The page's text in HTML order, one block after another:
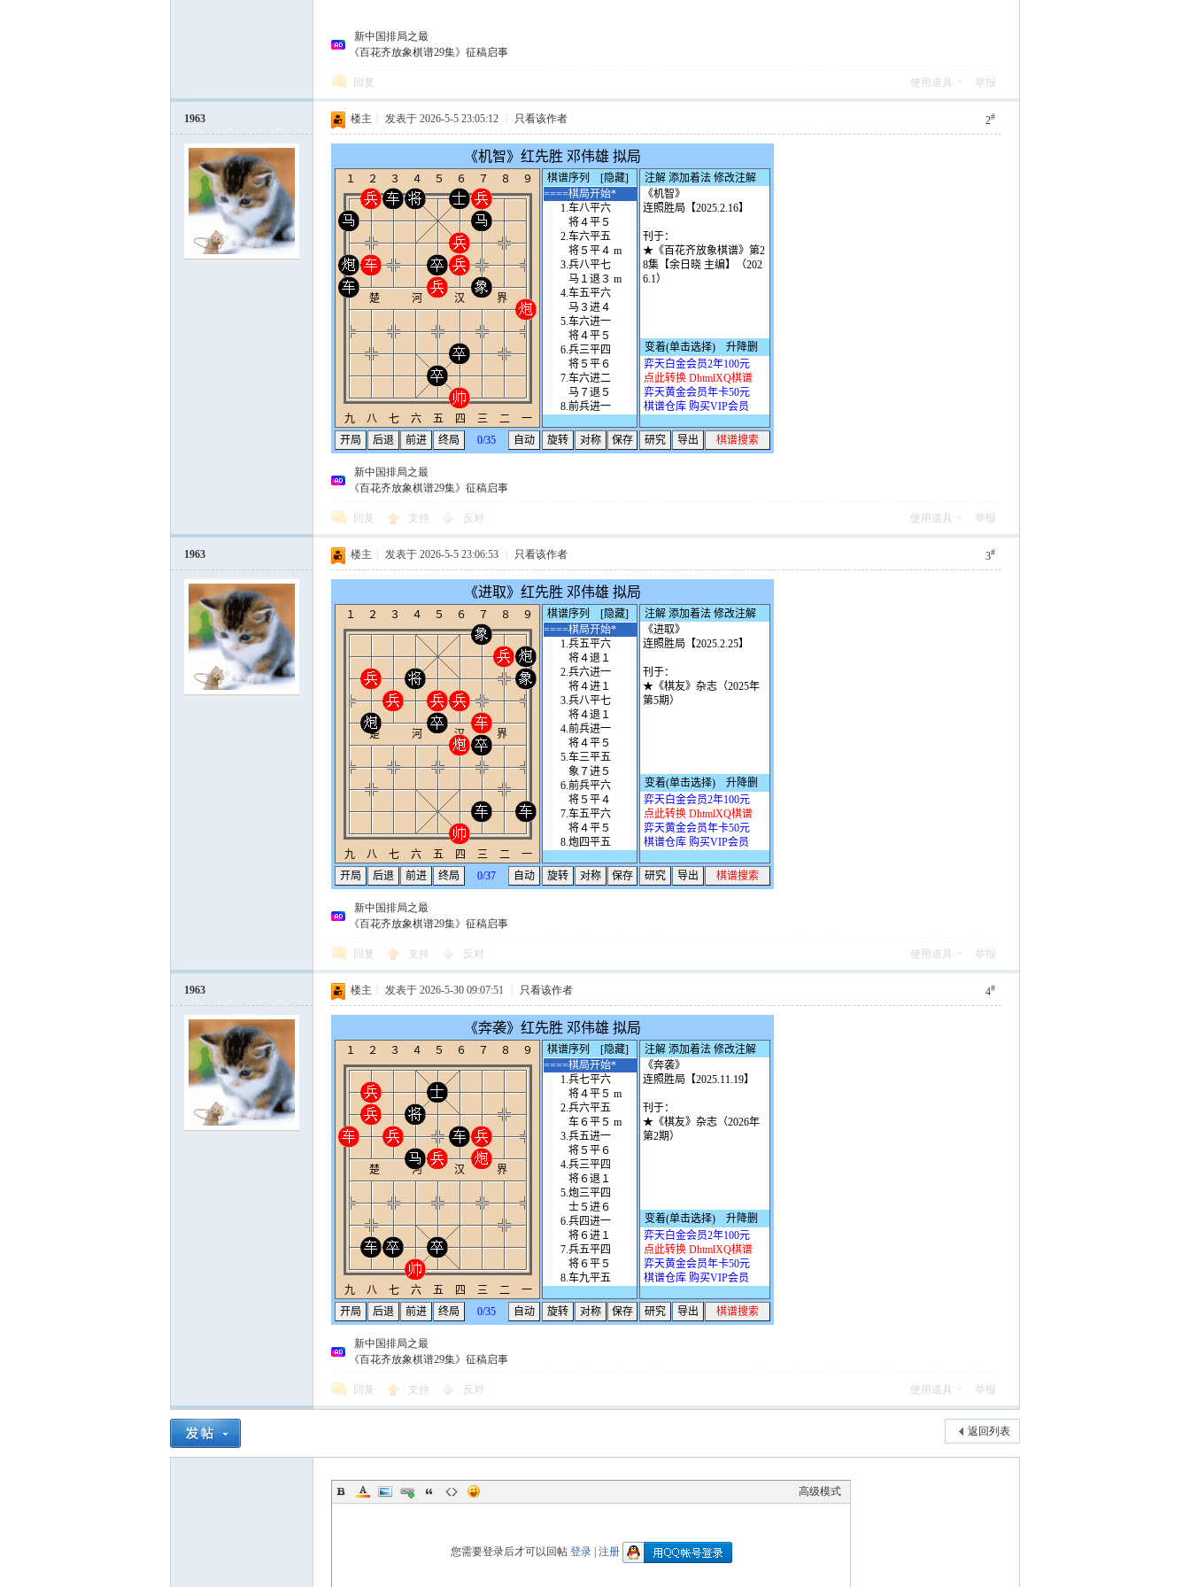
新中国排局之最
《百花齐放象棋谱29集》征稿启事
回复 使用道具 举报
1963 2#
楼主 发表于 2026-5-5 23:05:12 只看该作者
新中国排局之最
《百花齐放象棋谱29集》征稿启事
回复 支持 反对 使用道具 举报
1963 3#
楼主 发表于 2026-5-5 23:06:53 只看该作者
新中国排局之最
《百花齐放象棋谱29集》征稿启事
回复 支持 反对 使用道具 举报
1963 4#
楼主 发表于 2026-5-30 09:07:51 只看该作者
新中国排局之最
《百花齐放象棋谱29集》征稿启事
回复 支持 反对 使用道具 举报
返回列表
高级模式
您需要登录后才可以回帖 登录| 注册